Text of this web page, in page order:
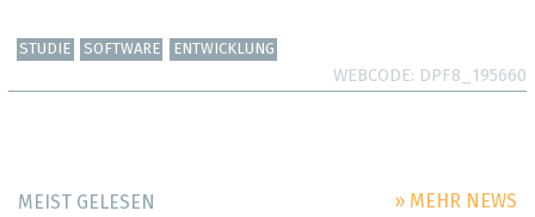
STUDIE SOFTWARE ENTWICKLUNG
WEBCODE DPF8_195660
MEIST GELESEN » MEHR NEWS